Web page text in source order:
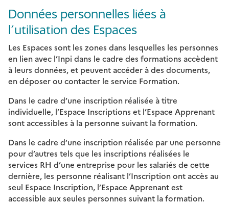
Données personnelles liées à
l’utilisation des Espaces
Les Espaces sont les zones dans lesquelles les personnes
en lien avec l’Inpi dans le cadre des formations accèdent
à leurs données, et peuvent accéder à des documents,
en déposer ou contacter le service Formation.
Dans le cadre d’une inscription réalisée à titre
individuelle, l’Espace Inscriptions et l’Espace Apprenant
sont accessibles à la personne suivant la formation.
Dans le cadre d’une inscription réalisée par une personne
pour d’autres tels que les inscriptions réalisées le
services RH d’une entreprise pour les salariés de cette
dernière, les personne réalisant l’Inscription ont accès au
seul Espace Inscription, l’Espace Apprenant est
accessible aux seules personnes suivant la formation.